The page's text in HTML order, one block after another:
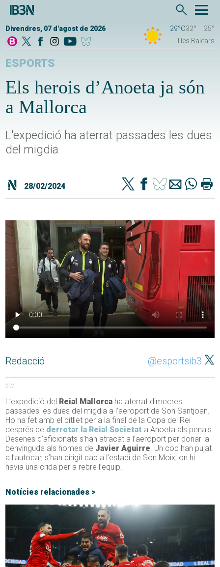
Divendres, 07 d'agost de 2026 29°C32°
25°
Illes Balears
ESPORTS
Els herois d’Anoeta ja són
a Mallorca
L'expedició ha aterrat passades les dues
del migdia
28/02/2024
Redacció @esportsib3
202
L’expedició del Reial Mallorca ha aterrat dimecres
passades les dues del migdia a l’aeroport de Son Santjoan.
Ho ha fet amb el bitllet per a la final de la Copa del Rei
després de derrotar la Reial Societat a Anoeta als penals.
Desenes d’aficionats s’han atracat a l’aeroport per donar la
benvinguda als homes de Javier Aguirre . Un cop han pujat
a l’autocar, s’han dirigit cap a l’estadi de Son Moix, on hi
havia una crida per a rebre l’equip.
Notícies relacionades >